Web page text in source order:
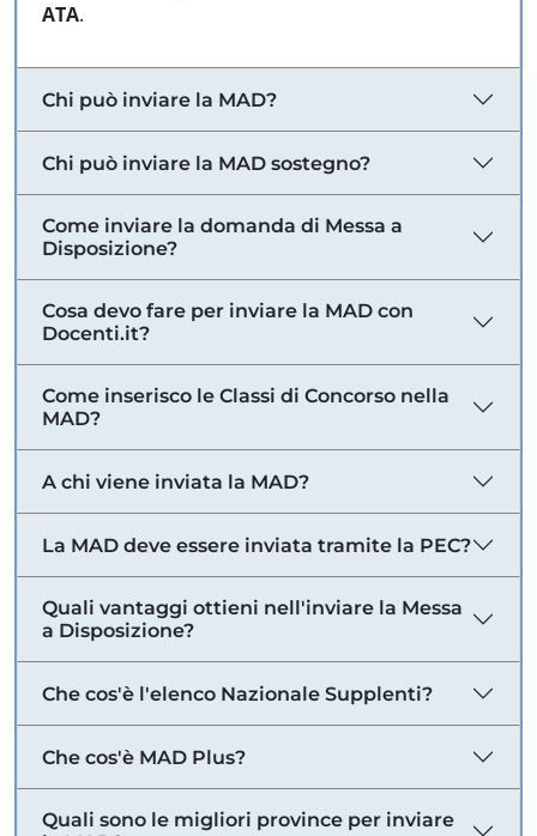
ATA.
Chi può inviare la MAD?
Chi può inviare la MAD sostegno?
Come inviare la domanda di Messa a
Disposizione?
Cosa devo fare per inviare la MAD con
Docenti.it?
Come inserisco le Classi di Concorso nella
MAD?
A chi viene inviata la MAD?
La MAD deve essere inviata tramite la PEC?
Quali vantaggi ottieni nell'inviare la Messa
a Disposizione?
Che cos'è l'elenco Nazionale Supplenti?
Che cos'è MAD Plus?
Quali sono le migliori province per inviare